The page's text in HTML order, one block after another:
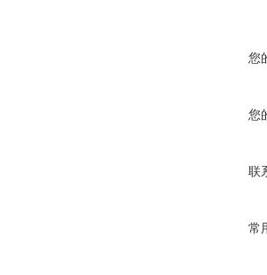
您
您
联
常